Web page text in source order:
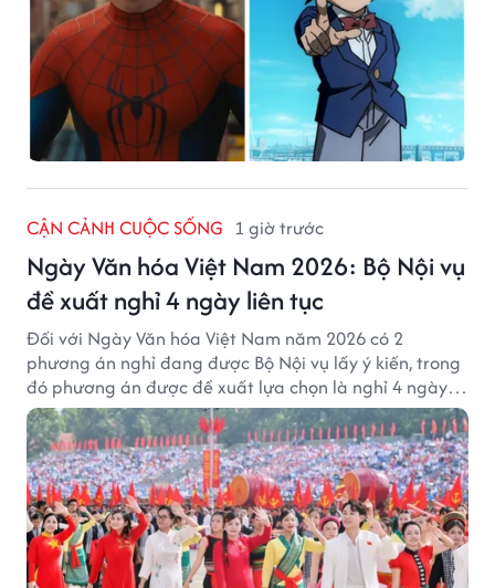
CẬN CẢNH CUỘC SỐNG 1 giờ trước
Ngày Văn hóa Việt Nam 2026: Bộ Nội vụ
đề xuất nghỉ 4 ngày liên tục
Đối với Ngày Văn hóa Việt Nam năm 2026 có 2
phương án nghỉ đang được Bộ Nội vụ lấy ý kiến, trong
đó phương án được đề xuất lựa chọn là nghỉ 4 ngày
liên tục từ 21/11 đến 24/11, đồng thời hoán đổi 1 ngày
làm việc sang thứ Bảy (28/11).